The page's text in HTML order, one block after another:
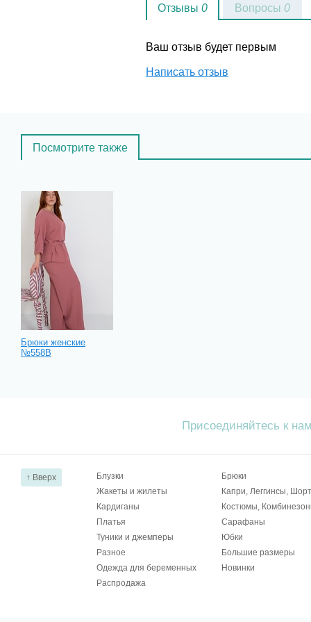
Отзывы 0
Ваш отзыв будет первым
Написать отзыв
Вопросы 0
Посмотрите также
Брюки женские
№558В
Присоединяйтесь к
↑ Вверх Блузки
Брюки
Жакеты и жилеты
Капри, Леггинсы,
Кардиганы
Костюмы,
Платья
Сарафаны
Туники и джемперы
Юбки
Разное
Большие размеры
Одежда для беременных
Новинки
Распродажа